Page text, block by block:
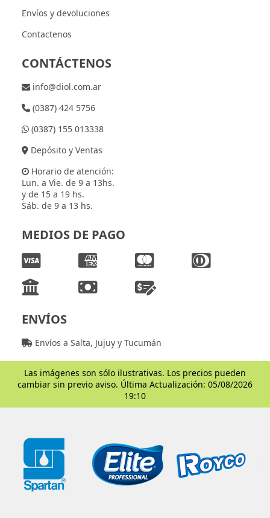
Envíos y devoluciones
Contactenos
CONTÁCTENOS
info@diol.com.ar
(0387) 424 5756
(0387) 155 013338
Depósito y Ventas
Horario de atención:
Lun. a Vie. de 9 a 13hs.
y de 15 a 19 hs.
Sáb. de 9 a 13 hs.
MEDIOS DE PAGO
ENVÍOS
Envíos a Salta, Jujuy y Tucumán
Las imágenes son sólo ilustrativas. Los precios pueden
cambiar sin previo aviso. Última Actualización: 05/08/2026
19:10